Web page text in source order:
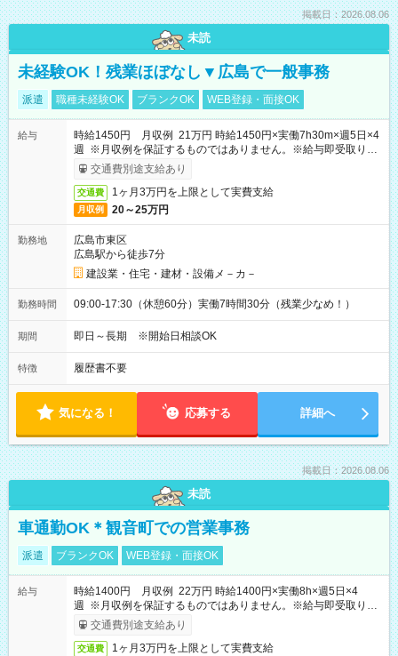
掲載日：2026.08.06
未読
未経験OK！残業ほぼなし▼広島で一般事務
派遣 職種未経験OK ブランクOK WEB登録・面接OK
給与
時給1450円 月収例 21万円 時給1450円×実働7h30m×週5日×4
週 ※月収例を保証するものではありません。※給与即受取りサ
ービス利用可（利用条件有）
交通費別途支給あり
交通費 1ヶ月3万円を上限として実費支給
月収例 20～25万円
勤務地
広島市東区
広島駅から徒歩7分
建設業・住宅・建材・設備メ－カ－
勤務時間 09:00-17:30（休憩60分）実働7時間30分（残業少なめ！）
期間 即日～長期 ※開始日相談OK
特徴 履歴書不要
気になる！ 応募する 詳細へ
掲載日：2026.08.06
未読
車通勤OK＊観音町での営業事務
派遣 ブランクOK WEB登録・面接OK
給与
時給1400円 月収例 22万円 時給1400円×実働8h×週5日×4
週 ※月収例を保証するものではありません。※給与即受取りサ
ービス利用可（利用条件有）
交通費別途支給あり
交通費 1ヶ月3万円を上限として実費支給